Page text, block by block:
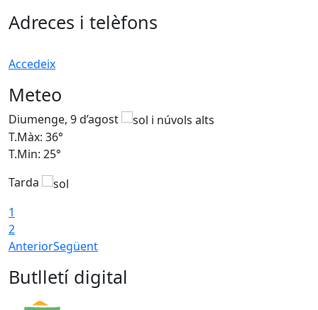
Adreces i telèfons
Accedeix
Meteo
Diumenge, 9 d’agost
T.Màx: 36°
T.Min: 25°
Tarda
1
2
AnteriorSegüent
Butlletí digital